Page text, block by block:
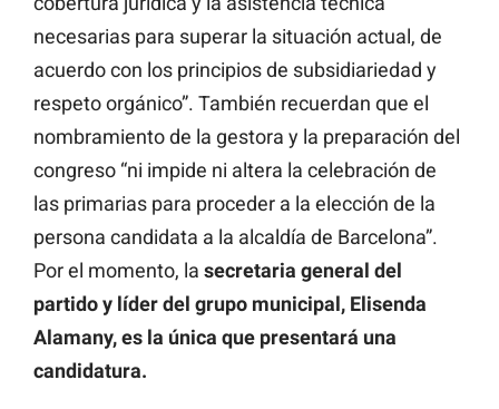
necesarias para superar la situación actual, de
acuerdo con los principios de subsidiariedad y
respeto orgánico”. También recuerdan que el
nombramiento de la gestora y la preparación del
congreso “ni impide ni altera la celebración de
las primarias para proceder a la elección de la
persona candidata a la alcaldía de Barcelona”.
Por el momento, la secretaria general del
partido y líder del grupo municipal, Elisenda
Alamany, es la única que presentará una
candidatura.